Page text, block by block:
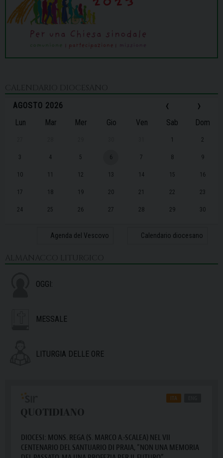
CALENDARIO DIOCESANO
‹
AGOSTO 2026 ›
Lun Mar Mer Gio Ven Sab Dom
1 2
3 4 5 6 7 8 9
10 11 12 13 14 15 16
17 18 19 20 21 22 23
24 25 26 27 28 29 30
Agenda del Vescovo Calendario diocesano
ALMANACCO LITURGICO
OGGI:
MESSALE
LITURGIA DELLE ORE